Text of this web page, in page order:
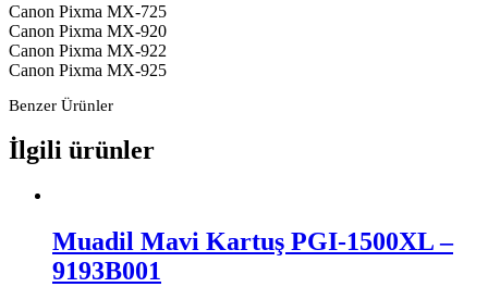
Canon Pixma MX-725
Canon Pixma MX-920
Canon Pixma MX-922
Canon Pixma MX-925
Benzer Ürünler
İlgili ürünler
Muadil Mavi Kartuş PGI-1500XL –
9193B001